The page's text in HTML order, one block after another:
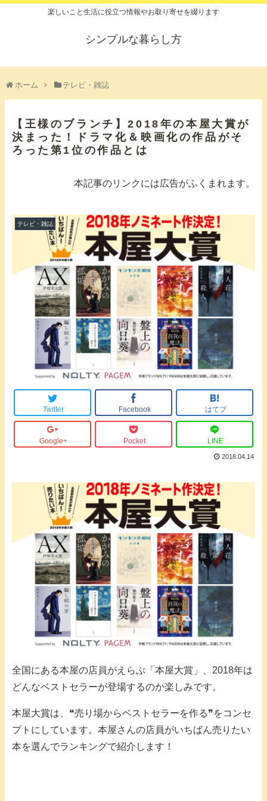
楽しいこと生活に役立つ情報やお取り寄せを綴ります
シンプルな暮らし方
ホーム テレビ・雑誌
【王様のブランチ】2018年の本屋大賞が
決まった！ドラマ化＆映画化の作品がそ
ろった第1位の作品とは
本記事のリンクには広告がふくまれます。
テレビ・雑誌
Twitter Facebook はてブ
Google+ Pocket LINE
2018.04.14
全国にある本屋の店員がえらぶ「本屋大賞」、2018年は
どんなベストセラーが登場するのか楽しみです。
本屋大賞は、❝売り場からベストセラーを作る❞をコンセ
プトにしています。本屋さんの店員がいちばん売りたい
本を選んでランキングで紹介します！